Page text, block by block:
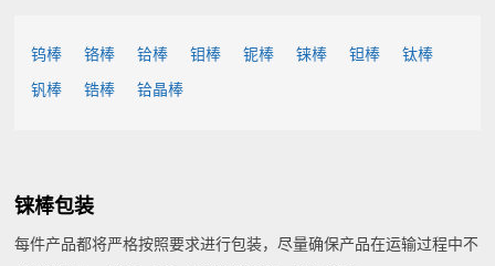
钨棒 铬棒 铪棒 钼棒 铌棒 铼棒 钽棒 钛棒
钒棒 锆棒 铪晶棒
铼棒包装
每件产品都将严格按照要求进行包装，尽量确保产品在运输过程中不